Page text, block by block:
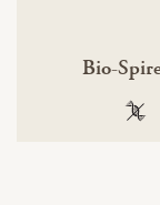
Bio-
100